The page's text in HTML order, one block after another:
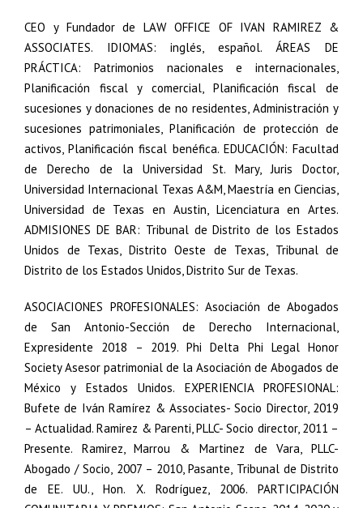
CEO y Fundador de LAW OFFICE OF IVAN RAMIREZ &
ASSOCIATES. IDIOMAS: inglés, español. ÁREAS DE
PRÁCTICA: Patrimonios nacionales e internacionales,
Planificación fiscal y comercial, Planificación fiscal de
sucesiones y donaciones de no residentes, Administración y
sucesiones patrimoniales, Planificación de protección de
activos, Planificación fiscal benéfica. EDUCACIÓN: Facultad
de Derecho de la Universidad St. Mary, Juris Doctor,
Universidad Internacional Texas A&M, Maestría en Ciencias,
Universidad de Texas en Austin, Licenciatura en Artes.
ADMISIONES DE BAR: Tribunal de Distrito de los Estados
Unidos de Texas, Distrito Oeste de Texas, Tribunal de
Distrito de los Estados Unidos, Distrito Sur de Texas.
ASOCIACIONES PROFESIONALES: Asociación de Abogados
de San Antonio-Sección de Derecho Internacional,
Expresidente 2018 – 2019. Phi Delta Phi Legal Honor
Society Asesor patrimonial de la Asociación de Abogados de
México y Estados Unidos. EXPERIENCIA PROFESIONAL:
Bufete de Iván Ramírez & Associates- Socio Director, 2019
– Actualidad. Ramirez & Parenti, PLLC- Socio director, 2011 –
Presente. Ramirez, Marrou & Martinez de Vara, PLLC-
Abogado / Socio, 2007 – 2010, Pasante, Tribunal de Distrito
de EE. UU., Hon. X. Rodríguez, 2006. PARTICIPACIÓN